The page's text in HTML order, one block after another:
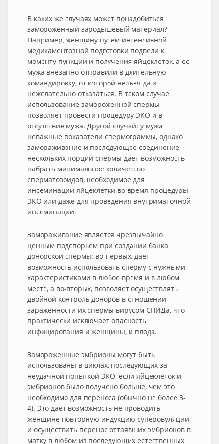
В каких же случаях может понадобиться
замороженный зародышевый материал?
Например, женщину путем интенсивной
медикаментозной подготовки подвели к
моменту пункции и получения яйцеклеток, а ее
мужа внезапно отправили в длительную
командировку, от которой нельзя да и
нежелательно отказаться. В таком случае
использование замороженной спермы
позволяет провести процедуру ЭКО и в
отсутствие мужа. Другой случай: у мужа
неважные показатели спермограммы, однако
замораживание и последующее соединение
нескольких порций спермы дает возможность
набрать минимальное количество
сперматозоидов, необходимое для
инсеминации яйцеклетки во время процедуры
ЭКО или даже для проведения внутриматочной
инсеминации.
Замораживание является чрезвычайно
ценным подспорьем при создании банка
донорской спермы: во-первых, дает
возможность использовать сперму с нужными
характеристиками в любое время и в любом
месте, а во-вторых, позволяет осуществлять
двойной контроль доноров в отношении
зараженности их спермы вирусом СПИДа, что
практически исключает опасность
инфицирования и женщины, и плода.
Замороженные эмбрионы могут быть
использованы в циклах, последующих за
неудачной попыткой ЭКО, если яйцеклеток и
эмбрионов было получено больше, чем это
необходимо для переноса (обычно не более 3-
4). Это дает возможность не проводить
женщине повторную индукцию суперовуляции
и осуществить перенос оттаявших эмбрионов в
матку в любом из последующих естественных